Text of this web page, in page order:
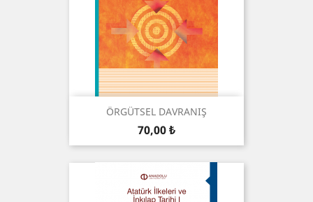
ÖRGÜTSEL DAVRANIŞ
Preis
70,00 ₺